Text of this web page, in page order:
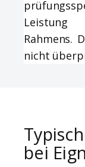
Leistung
Rahmens.
nicht
bei